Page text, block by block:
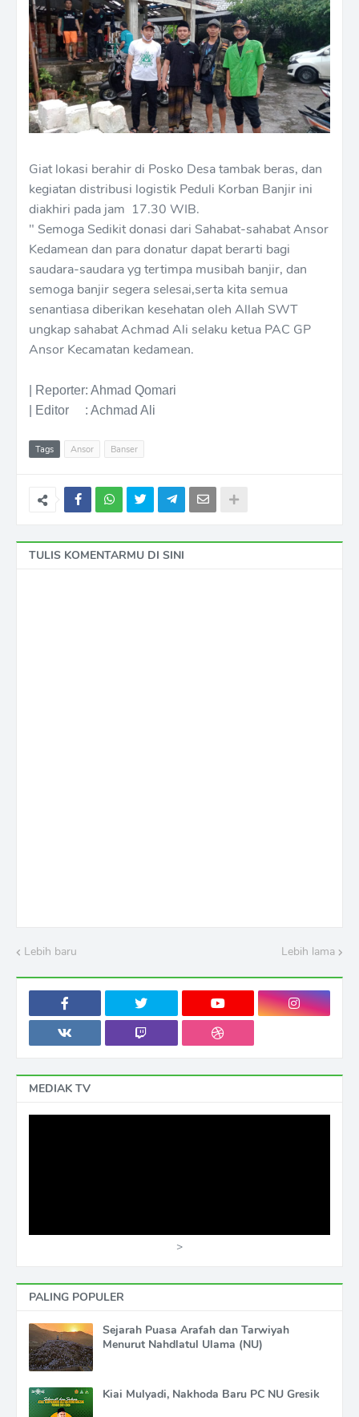
Giat lokasi berahir di Posko Desa tambak beras, dan
kegiatan distribusi logistik Peduli Korban Banjir ini
diakhiri pada jam 17.30 WIB.
" Semoga Sedikit donasi dari Sahabat-sahabat Ansor
Kedamean dan para donatur dapat berarti bagi
saudara-saudara yg tertimpa musibah banjir, dan
semoga banjir segera selesai,serta kita semua
senantiasa diberikan kesehatan oleh Allah SWT
ungkap sahabat Achmad Ali selaku ketua PAC GP
Ansor Kecamatan kedamean.
| Reporter: Ahmad Qomari
| Editor : Achmad Ali
Tags Ansor Banser
TULIS KOMENTARMU DI SINI
Lebih baru Lebih lama
MEDIAK TV
>
PALING POPULER
Sejarah Puasa Arafah dan Tarwiyah
Menurut Nahdlatul Ulama (NU)
Kiai Mulyadi, Nakhoda Baru PC NU Gresik